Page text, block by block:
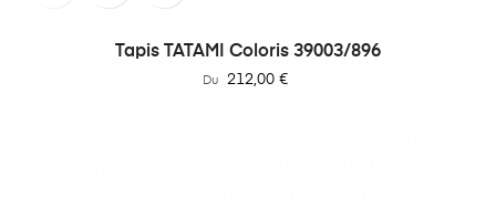
Tapis TATAMI Coloris 39003/896
Du Prix
212,00 €